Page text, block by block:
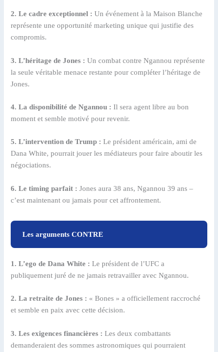
2. Le cadre exceptionnel : Un événement à la Maison Blanche
représente une opportunité marketing unique qui justifie des
compromis.
3. L’héritage de Jones : Un combat contre Ngannou représente
la seule véritable menace restante pour compléter l’héritage de
Jones.
4. La disponibilité de Ngannou : Il sera agent libre au bon
moment et semble motivé pour revenir.
5. L’intervention de Trump : Le président américain, ami de
Dana White, pourrait jouer les médiateurs pour faire aboutir les
négociations.
6. Le timing parfait : Jones aura 38 ans, Ngannou 39 ans –
c’est maintenant ou jamais pour cet affrontement.
Les arguments CONTRE
1. L’ego de Dana White : Le président de l’UFC a
publiquement juré de ne jamais retravailler avec Ngannou.
2. La retraite de Jones : « Bones » a officiellement raccroché
et semble en paix avec cette décision.
3. Les exigences financières : Les deux combattants
demanderaient des sommes astronomiques qui pourraient